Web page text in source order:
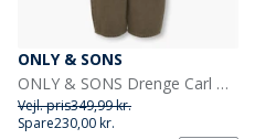
ONLY & SONS
ONLY & SONS Drenge Carl Ballon Fit Jeans Teak
Vejl. pris349,99 kr.
Spare230,00 kr.